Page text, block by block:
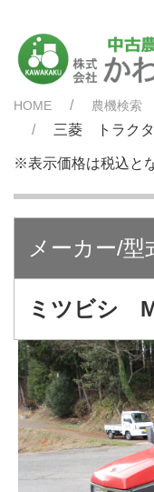
HOME 農機検索
三菱 トラク
※表示価格は税込と
メーカー/型
ミツビシ